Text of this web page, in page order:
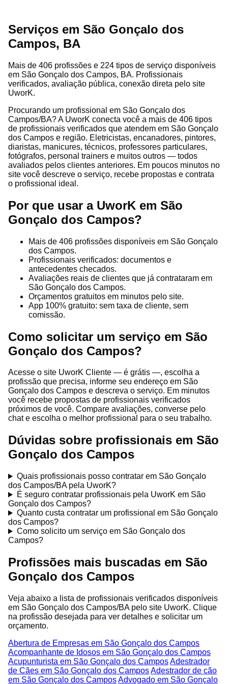
Serviços em São Gonçalo dos
Campos, BA
Mais de 406 profissões e 224 tipos de serviço disponíveis
em São Gonçalo dos Campos, BA. Profissionais
verificados, avaliação pública, conexão direta pelo site
UworK.
Procurando um profissional em São Gonçalo dos
Campos/BA? A UworK conecta você a mais de 406 tipos
de profissionais verificados que atendem em São Gonçalo
dos Campos e região. Eletricistas, encanadores, pintores,
diaristas, manicures, técnicos, professores particulares,
fotógrafos, personal trainers e muitos outros — todos
avaliados pelos clientes anteriores. Em poucos minutos no
site você descreve o serviço, recebe propostas e contrata
o profissional ideal.
Por que usar a UworK em São
Gonçalo dos Campos?
Mais de 406 profissões disponíveis em São Gonçalo
dos Campos.
Profissionais verificados: documentos e
antecedentes checados.
Avaliações reais de clientes que já contrataram em
São Gonçalo dos Campos.
Orçamentos gratuitos em minutos pelo site.
App 100% gratuito: sem taxa de cliente, sem
comissão.
Como solicitar um serviço em São
Gonçalo dos Campos?
Acesse o site UworK Cliente — é grátis —, escolha a
profissão que precisa, informe seu endereço em São
Gonçalo dos Campos e descreva o serviço. Em minutos
você recebe propostas de profissionais verificados
próximos de você. Compare avaliações, converse pelo
chat e escolha o melhor profissional para o seu trabalho.
Dúvidas sobre profissionais em São
Gonçalo dos Campos
Quais profissionais posso contratar em São Gonçalo
dos Campos/BA pela UworK?
É seguro contratar profissionais pela UworK em São
Gonçalo dos Campos?
Quanto custa contratar um profissional em São Gonçalo
dos Campos?
Como solicito um serviço em São Gonçalo dos
Campos?
Profissões mais buscadas em São
Gonçalo dos Campos
Veja abaixo a lista de profissionais verificados disponíveis
em São Gonçalo dos Campos/BA pelo site UworK. Clique
na profissão desejada para ver detalhes e solicitar um
orçamento.
Abertura de Empresas em São Gonçalo dos Campos
Acompanhante de Idosos em São Gonçalo dos Campos
Acupunturista em São Gonçalo dos CamposAdestrador
de Cães em São Gonçalo dos CamposAdestrador de cão
em São Gonçalo dos CamposAdvogado em São Gonçalo